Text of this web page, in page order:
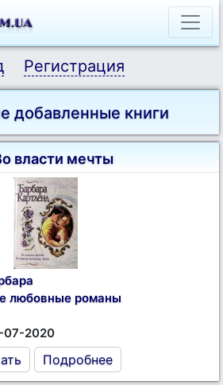
Регистрация
добавленные книги
власти мечты
любовные романы
07-2020
Подробнее